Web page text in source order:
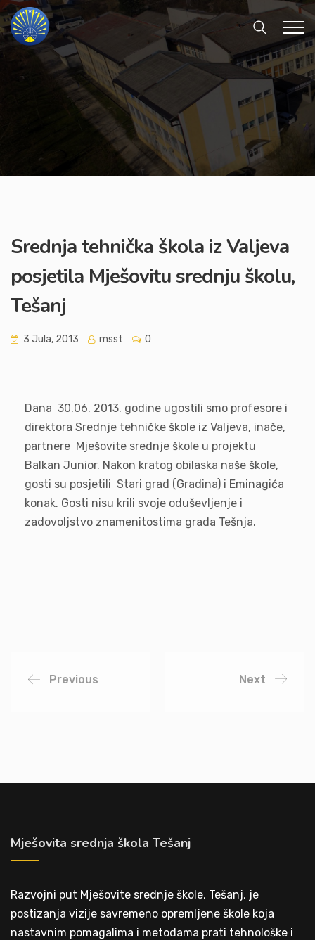
Srednja tehnička škola iz Valjeva
posjetila Mješovitu srednju školu,
Tešanj
3 Jula, 2013 msst 0
Dana 30.06. 2013. godine ugostili smo profesore i
direktora Srednje tehničke škole iz Valjeva, inače,
partnere Mješovite srednje škole u projektu
Balkan Junior. Nakon kratog obilaska naše škole,
gosti su posjetili Stari grad (Gradina) i Eminagića
konak. Gosti nisu krili svoje oduševljenje i
zadovoljstvo znamenitostima grada Tešnja.
Previous Next
Mješovita srednja škola Tešanj
Razvojni put Mješovite srednje škole, Tešanj, je
postizanja vizije savremeno opremljene škole koja
nastavnim pomagalima i metodama prati tehnološke i